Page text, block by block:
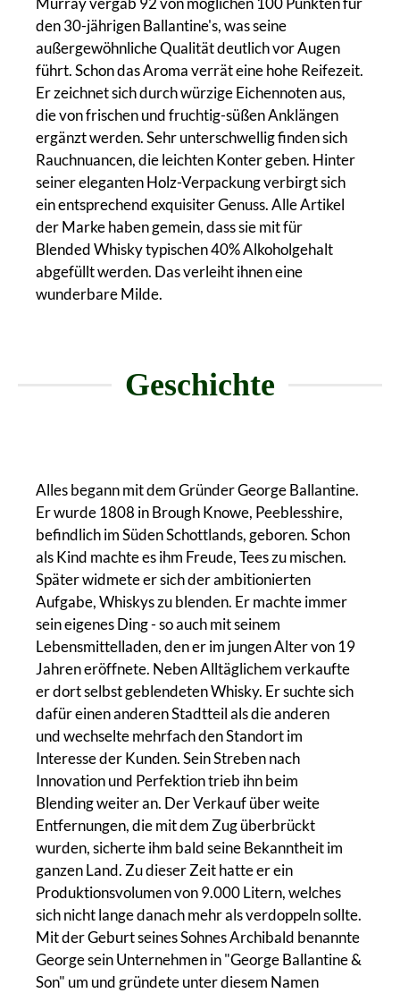
den 30-jährigen Ballantine's, was seine
außergewöhnliche Qualität deutlich vor Augen
führt. Schon das Aroma verrät eine hohe Reifezeit.
Er zeichnet sich durch würzige Eichennoten aus,
die von frischen und fruchtig-süßen Anklängen
ergänzt werden. Sehr unterschwellig finden sich
Rauchnuancen, die leichten Konter geben. Hinter
seiner eleganten Holz-Verpackung verbirgt sich
ein entsprechend exquisiter Genuss. Alle Artikel
der Marke haben gemein, dass sie mit für
Blended Whisky typischen 40% Alkoholgehalt
abgefüllt werden. Das verleiht ihnen eine
wunderbare Milde.
Geschichte
Alles begann mit dem Gründer George Ballantine.
Er wurde 1808 in Brough Knowe, Peeblesshire,
befindlich im Süden Schottlands, geboren. Schon
als Kind machte es ihm Freude, Tees zu mischen.
Später widmete er sich der ambitionierten
Aufgabe, Whiskys zu blenden. Er machte immer
sein eigenes Ding - so auch mit seinem
Lebensmittelladen, den er im jungen Alter von 19
Jahren eröffnete. Neben Alltäglichem verkaufte
er dort selbst geblendeten Whisky. Er suchte sich
dafür einen anderen Stadtteil als die anderen
und wechselte mehrfach den Standort im
Interesse der Kunden. Sein Streben nach
Innovation und Perfektion trieb ihn beim
Blending weiter an. Der Verkauf über weite
Entfernungen, die mit dem Zug überbrückt
wurden, sicherte ihm bald seine Bekanntheit im
ganzen Land. Zu dieser Zeit hatte er ein
Produktionsvolumen von 9.000 Litern, welches
sich nicht lange danach mehr als verdoppeln sollte.
Mit der Geburt seines Sohnes Archibald benannte
George sein Unternehmen in "George Ballantine &
Son" um und gründete unter diesem Namen